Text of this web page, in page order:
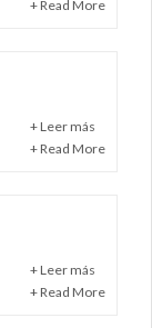
+ Read More
+ Leer más
+ Read More
+ Leer más
+ Read More